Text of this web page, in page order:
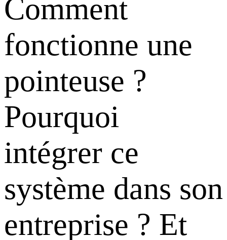
Comment
fonctionne une
pointeuse ?
Pourquoi
intégrer ce
système dans son
entreprise ? Et